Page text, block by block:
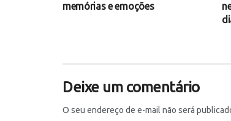
memórias e emoções
Deixe um comentário
O seu endereço de e-mail não será